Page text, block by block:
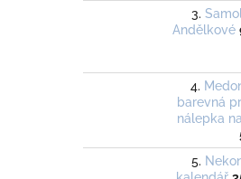
Andělkové
barevná
nálepka